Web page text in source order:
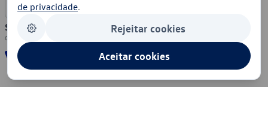
Segurança
de privacidade.
Rejeitar cookies
Aceitar cookies